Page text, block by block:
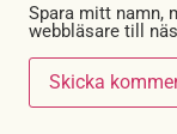
Spara mitt namn,
webbläsare till